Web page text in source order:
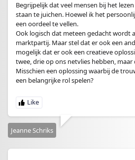
Begrijpelijk dat veel mensen bij het
staan te juichen. Hoewel ik het
een oordeel te vellen.
Ook logisch dat meteen gedacht wordt
marktpartij. Maar stel dat er ook een
mogelijk dat er ook een creatieve
twee, drie op ons netvlies hebben, maar
Misschien een oplossing waarbij de
een belangrijke rol spelen?
Jeanne Schriks